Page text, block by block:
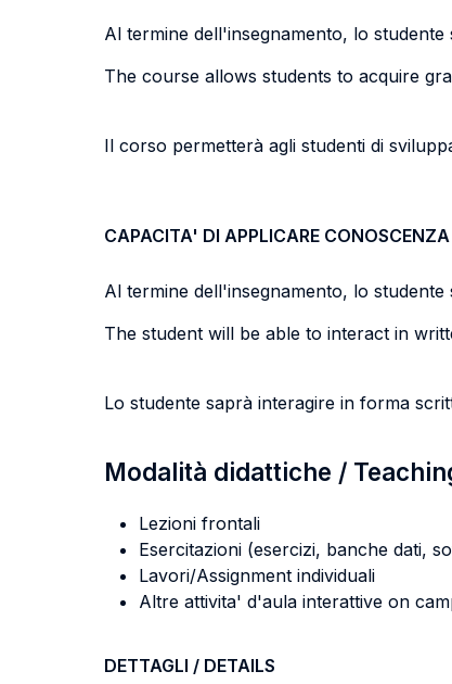
Al termine dell'insegnamento, lo
The course allows students to acquire
Il corso permetterà agli studenti di
CAPACITA' DI APPLICARE
Al termine dell'insegnamento, lo
The student will be able to interact in
Lo studente saprà interagire in forma
Modalità didattiche /
Lezioni frontali
Esercitazioni (esercizi, banche dati,
Lavori/Assignment individuali
Altre attivita' d'aula interattive on
DETTAGLI / DETAILS